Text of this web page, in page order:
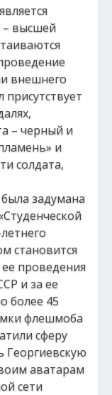
– высшей
внешнего
– черный и
и
солдата,
задумана
становится
проведения
и за ее
более 45
флешмоба
сферу
Георгиевскую
аватарам
сети